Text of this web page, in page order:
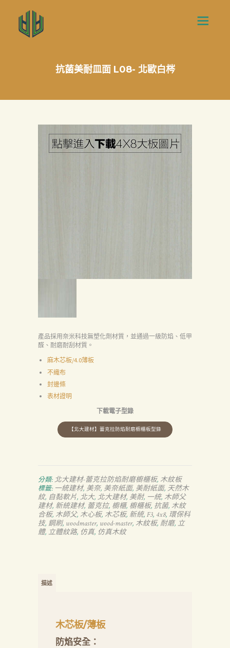
抗菌美耐皿面 L08- 北歐白梣
產品採用奈米科技無塑化劑材質，並通過一級防焰、低甲
醛、耐磨耐刮材質。
麻木芯板/4.0薄板
不織布
封邊條
表材證明
下載電子型錄
分類:北大建材-蕾克拉防焰耐磨櫥櫃板, 木紋板
標籤: 一統建材, 美奈, 美奈紙面, 美耐紙面, 天然木
紋, 自黏軟片, 北大, 北大建材, 美耐, 一統, 木師父
建材, 新統建材, 蕾克拉, 櫥櫃, 櫥櫃板, 抗菌, 木紋
合板, 木師父, 木心板, 木芯板, 新統, F3, 4x8, 環保科
技, 鋼刷, woodmaster, wood-master, 木紋板, 耐磨, 立
體, 立體紋路, 仿真, 仿真木紋
描述
木芯板/薄板
防焰安全：